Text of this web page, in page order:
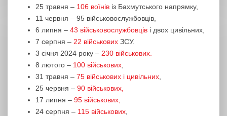
25 травня – 106 воїнів із Бахмутського напрямку,
11 червня – 95 військовослужбовців,
6 липня – 43 військовослужбовців і двох цивільних,
7 серпня – 22 військових ЗСУ.
3 січня 2024 року – 230 військових.
8 лютого – 100 військових
31 травня – 75 військових і цивільних
25 червня – 90 військових,
17 липня – 95 військових,
24 серпня – 115 військових